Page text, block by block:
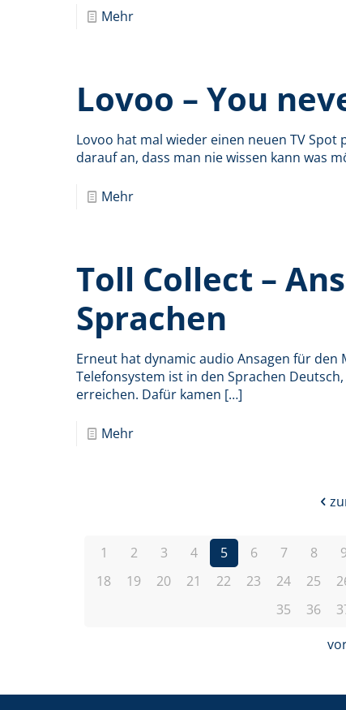
Mehr
Lovoo – You
Lovoo hat mal wieder einen neuen TV
darauf an, dass man nie wissen kann was
Mehr
Toll Collect –
Sprachen
Erneut hat dynamic audio Ansagen für
Telefonsystem ist in den Sprachen
erreichen. Dafür kamen […]
Mehr
1 2 3 4 5 6 7 8 9
18
19 20 21 22 23 24 25
35
36